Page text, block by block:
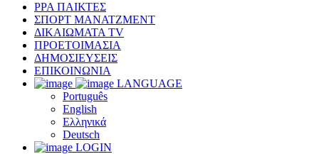
ΡΡΑ ΠΑΙΚΤΕΣ
ΣΠΟΡΤ ΜΑΝΑΤΖΜΕΝΤ
ΔΙΚΑΙΩΜΑΤΑ TV
ΠΡΟΕΤΟΙΜΑΣΙΑ
ΔΗΜΟΣΙΕΥΣΕΙΣ
ΕΠΙΚΟΙΝΩΝΙΑ
LANGUAGE
Português
English
Ελληνικά
Deutsch
LOGIN